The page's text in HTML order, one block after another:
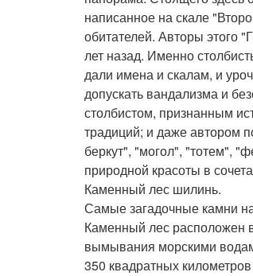
написанное на скале
обитателей. Авторы этого
лет назад. Именно
дали имена и скалам, и
допускать вандализма и
столбистом, признанным
традиций; и даже автором
беркут", "могол", "тотем",
природной красоты в
Каменный лес шилинь.
Самые загадочные камни
Каменный лес расположен
вымывания морскими
350 квадратных